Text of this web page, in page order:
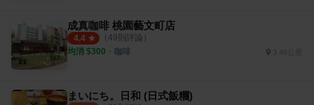
成真咖啡 桃園藝文町店
4.4 （ 49則評論）
均消 $300 ・ 咖啡 3.46公里
まいにち。日和 (日式飯糰)